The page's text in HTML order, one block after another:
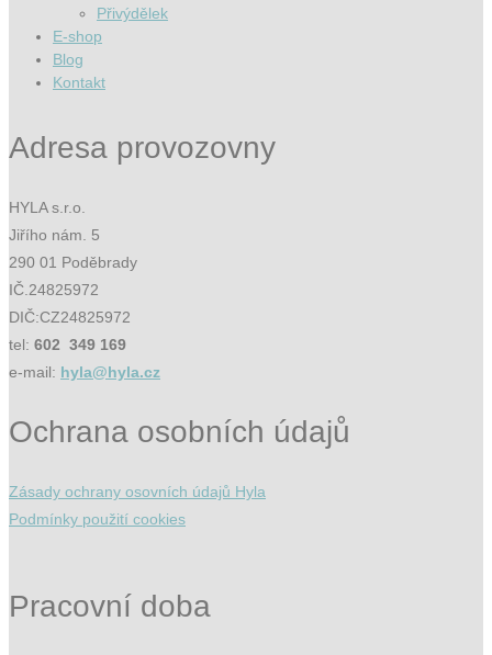
Přivýdělek
E-shop
Blog
Kontakt
Adresa provozovny
HYLA s.r.o.
Jiřího nám. 5
290 01 Poděbrady
IČ.24825972
DIČ:CZ24825972
tel: 602 349 169
e-mail: hyla@hyla.cz
Ochrana osobních údajů
Zásady ochrany osovních údajů Hyla
Podmínky použití cookies
Pracovní doba